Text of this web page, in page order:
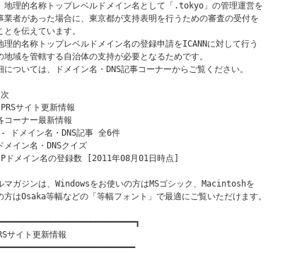
地理的名称トップレベルドメイン名として「.tokyo」の管理運営を
業者があった場合に、東京都が支持表明を行うための審査の受付を
とを伝えています。
理的名称トップレベルドメイン名の登録申請をICANNに対して行う
地域を管轄する自治体の支持が必要となるためです。
については、ドメイン名・DNS記事コーナーからご覧ください。
サイト更新情報
ーナー最新情報
ン名・DNS記事 全6件
イン名・DNSクイズ
ドメイン名の登録数 [2011年08月01日時点]
ガジンは、Windowsをお使いの方はMSゴシック、Macintoshを
はOsaka等幅などの「等幅フォント」で最適にご覧いただけます。
サイト更新情報